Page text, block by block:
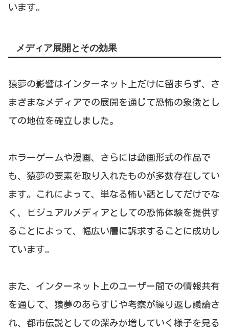
います。
メディア展開とその効果
猿夢の影響はインターネット上だけに留まらず、さ
まざまなメディアでの展開を通じて恐怖の象徴とし
ての地位を確立しました。
ホラーゲームや漫画、さらには動画形式の作品で
も、猿夢の要素を取り入れたものが多数存在してい
ます。これによって、単なる怖い話としてだけでな
く、ビジュアルメディアとしての恐怖体験を提供す
ることによって、幅広い層に訴求することに成功し
ています。
また、インターネット上のユーザー間での情報共有
を通じて、猿夢のあらすじや考察が繰り返し議論さ
れ、都市伝説としての深みが増していく様子を見る